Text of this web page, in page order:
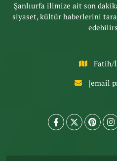
Şanlıurfa ilimize ait son
siyaset, kültür haberlerini
Fatih/
[email